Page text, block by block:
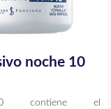
noche 10
contiene el